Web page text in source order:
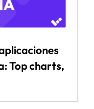
Top charts,